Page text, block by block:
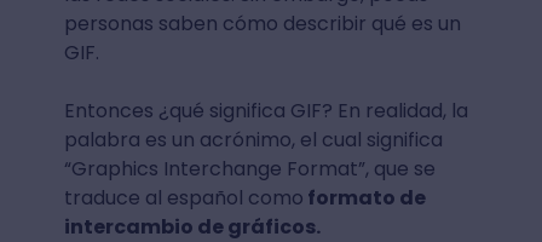
personas saben cómo describir qué es un
GIF.
Entonces ¿qué significa GIF? En realidad, la
palabra es un acrónimo, el cual significa
“Graphics Interchange Format”, que se
traduce al español como formato de
intercambio de gráficos.